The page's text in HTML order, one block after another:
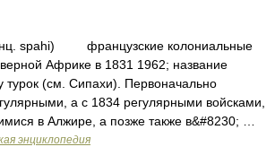
spahi) французские колониальные
Африке в 1831 1962; название
турок (см. Сипахи). Первоначально
а с 1834 регулярными войсками,
в Алжире, а позже также в&#8230; …
энциклопедия